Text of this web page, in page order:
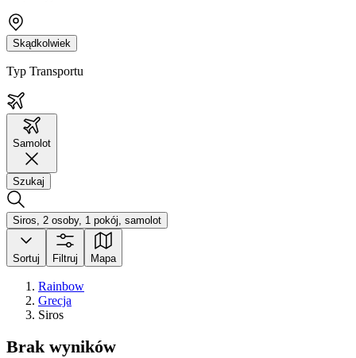
Skądkolwiek
Typ Transportu
Samolot
Szukaj
Siros, 2 osoby, 1 pokój, samolot
Sortuj Filtruj Mapa
Rainbow
Grecja
Siros
Brak wyników